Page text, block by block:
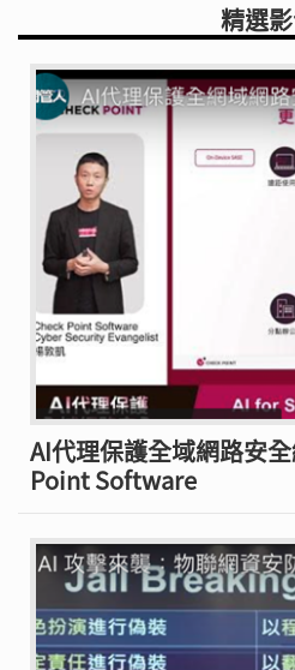
精選
AI代理保護全域網路安
Point Software